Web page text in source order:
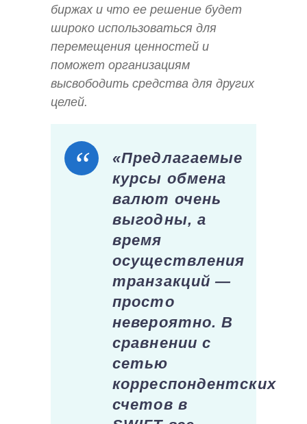
биржах и что ее решение будет
широко использоваться для
перемещения ценностей и
поможет организациям
высвободить средства для других
целей.
«Предлагаемые
курсы обмена
валют очень
выгодны, а
время
осуществления
транзакций —
просто
невероятно. В
сравнении с
сетью
корреспондентских
счетов в